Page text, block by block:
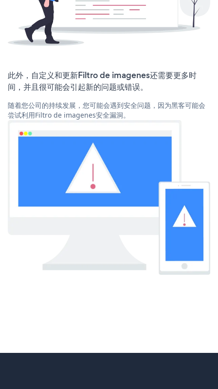
此外，自定义和更新Filtro de imagenes还需要更多时
间，并且很可能会引起新的问题或错误。
随着您公司的持续发展，您可能会遇到安全问题，因为黑客可能会
尝试利用Filtro de imagenes安全漏洞。